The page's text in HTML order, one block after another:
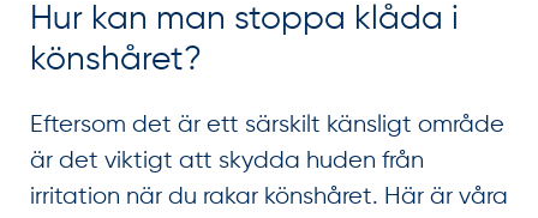
Hur kan man stoppa klåda i
könshåret?
Eftersom det är ett särskilt känsligt område
är det viktigt att skydda huden från
irritation när du rakar könshåret. Här är våra